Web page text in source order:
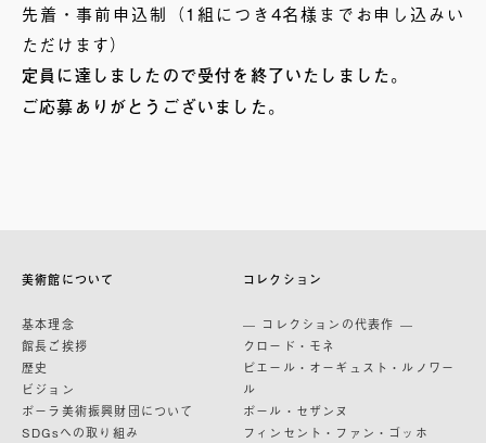
先着・事前申込制（1組につき4名様までお申し込みい
ただけます）
定員に達しましたので受付を終了いたしました。
ご応募ありがとうございました。
美術館について
基本理念
館長ご挨拶
歴史
ビジョン
ポーラ美術振興財団について
SDGsへの取り組み
コレクション
— コレクションの代表作 —
クロード・モネ
ピエール・オーギュスト・ルノワー
ル
ポール・セザンヌ
フィンセント・ファン・ゴッホ